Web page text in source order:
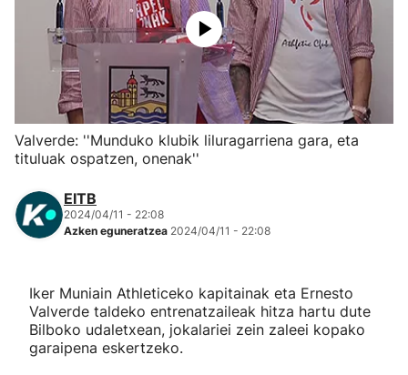
Herri-kirolak
Eskubaloia
Kirolak 360
Mendi-lasterketak
"Helmuga"
Valverde: ''Munduko klubik liluragarriena gara, eta
tituluak ospatzen, onenak''
EITB
2024/04/11 - 22:08
Azken eguneratzea 2024/04/11 - 22:08
Iker Muniain Athleticeko kapitainak eta Ernesto
Valverde taldeko entrenatzaileak hitza hartu dute
Bilboko udaletxean, jokalariei zein zaleei kopako
garaipena eskertzeko.